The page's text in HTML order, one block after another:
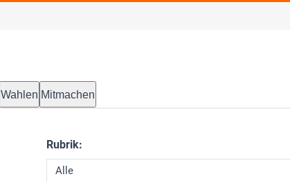
Wahlen Mitmachen
Rubrik: